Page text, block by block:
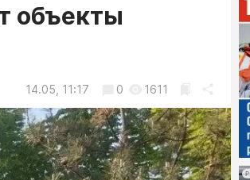
объекты
14.05, 11:17 0 1611